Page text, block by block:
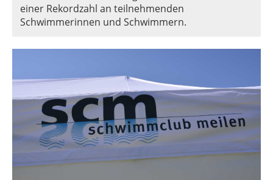
einer Rekordzahl an teilnehmenden
Schwimmerinnen und Schwimmern.